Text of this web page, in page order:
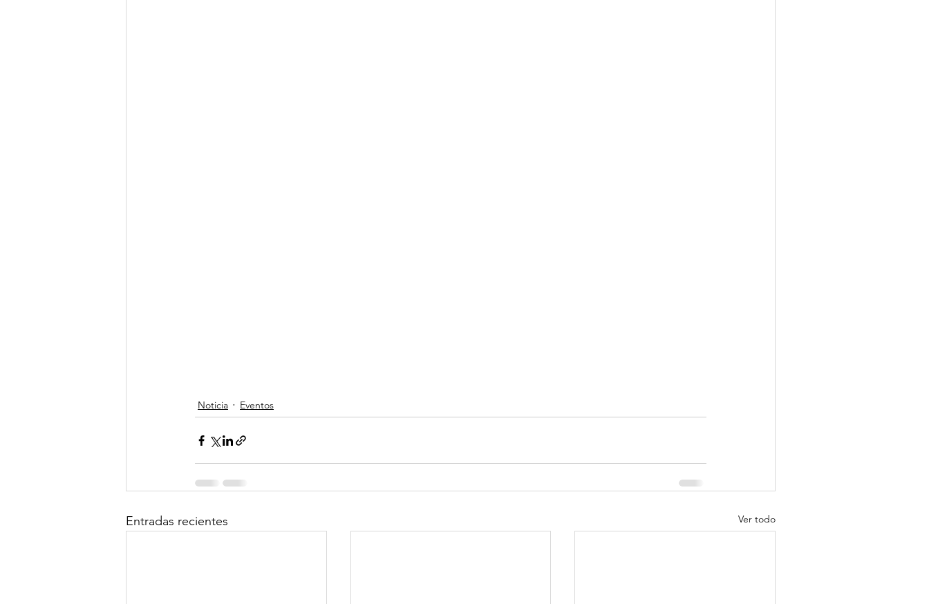
Noticia Eventos
Entradas recientes Ver todo